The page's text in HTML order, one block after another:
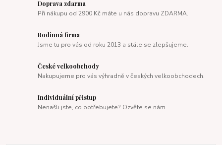
Doprava zdarma
Při nákupu od 2900 Kč máte u nás dopravu ZDARMA.
Rodinná firma
Jsme tu pro vás od roku 2013 a stále se zlepšujeme.
České velkoobchody
Nakupujeme pro vás výhradně v českých velkoobchodech.
Individuální přistup
Nenašli jste, co potřebujete? Ozvěte se nám.